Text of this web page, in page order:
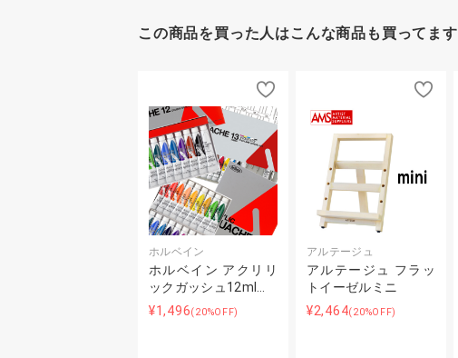
この商品を買った人はこんな商品も買ってます
ホルベイン
ホルベイン アクリリ
ックガッシュ12ml…
¥1,496(20%OFF)
アルテージュ
アルテージュ フラッ
トイーゼルミニ
¥2,464(20%OFF)